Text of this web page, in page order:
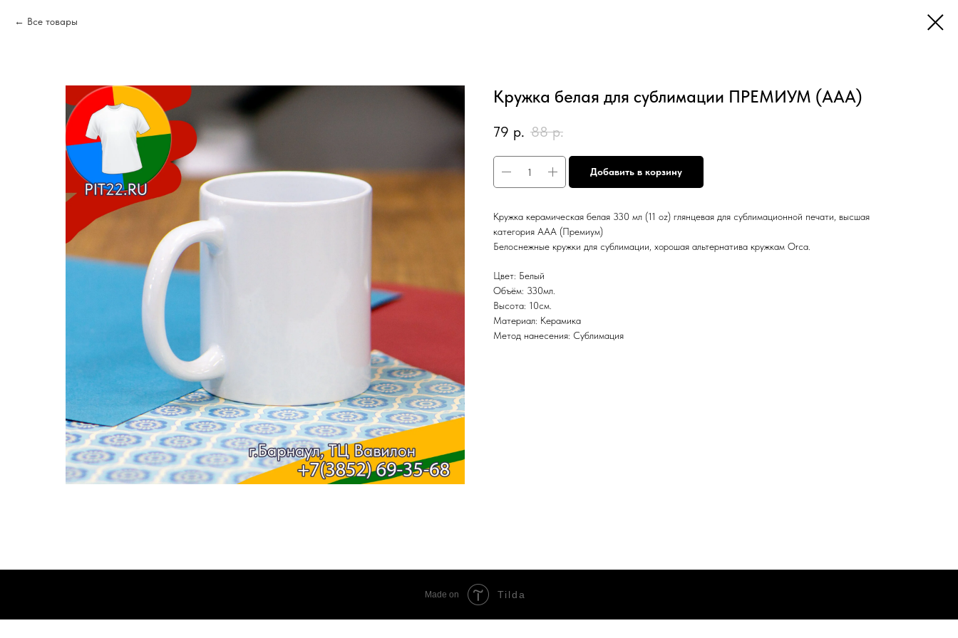
Все товары
Кружка белая для сублимации ПРЕМИУМ (ААА)
79 р. 88 р.
Добавить в корзину
Кружка керамическая белая 330 мл (11 oz) глянцевая для сублимационной печати, высшая
категория AAA (Премиум)
Белоснежные кружки для сублимации, хорошая альтернатива кружкам Orca.
Цвет: Белый
Объём: 330мл.
Высота: 10см.
Материал: Керамика
Метод нанесения: Сублимация
Made on Tilda